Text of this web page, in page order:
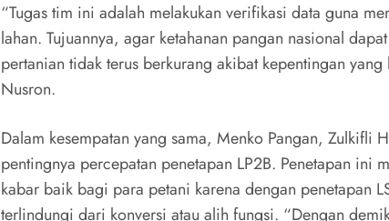
“Tugas tim ini adalah melakukan verifikasi data guna
lahan. Tujuannya, agar ketahanan pangan nasional
pertanian tidak terus berkurang akibat kepentingan
Nusron.
Dalam kesempatan yang sama, Menko Pangan, Zulkifli
pentingnya percepatan penetapan LP2B. Penetapan ini
kabar baik bagi para petani karena dengan penetapan
terlindungi dari konversi atau alih fungsi. “Dengan